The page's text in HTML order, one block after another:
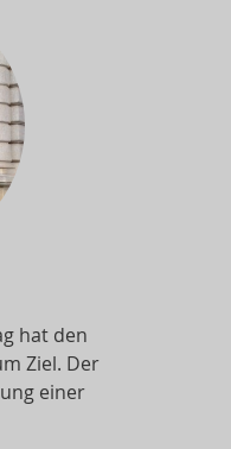
hat den
Ziel. Der
einer